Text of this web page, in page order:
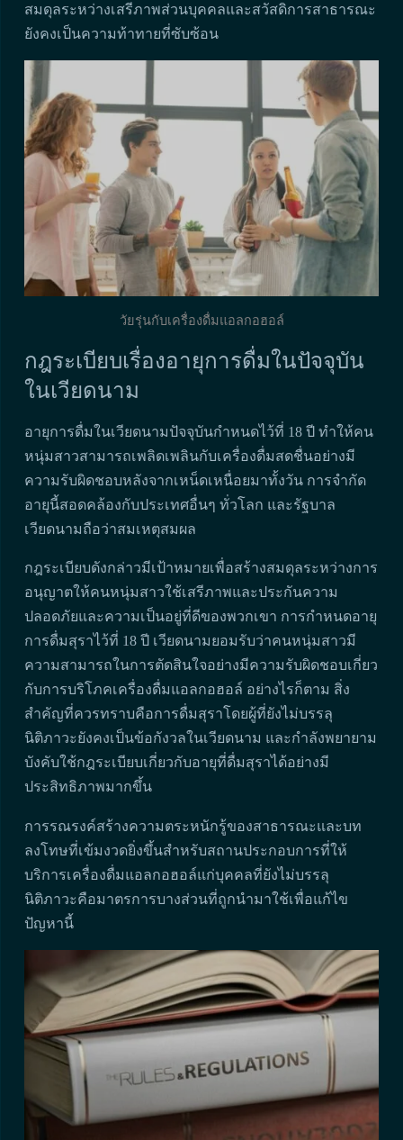
สมดุลระหว่างเสรีภาพส่วนบุคคลและสวัสดิการสาธารณะ
ยังคงเป็นความท้าทายที่ซับซ้อน
วัยรุ่นกับเครื่องดื่มแอลกอฮอล์
กฎระเบียบเรื่องอายุการดื่มในปัจจุบัน
ในเวียดนาม
อายุการดื่มในเวียดนามปัจจุบันกำหนดไว้ที่ 18 ปี ทำให้คน
หนุ่มสาวสามารถเพลิดเพลินกับเครื่องดื่มสดชื่นอย่างมี
ความรับผิดชอบหลังจากเหน็ดเหนื่อยมาทั้งวัน การจำกัด
อายุนี้สอดคล้องกับประเทศอื่นๆ ทั่วโลก และรัฐบาล
เวียดนามถือว่าสมเหตุสมผล
กฎระเบียบดังกล่าวมีเป้าหมายเพื่อสร้างสมดุลระหว่างการ
อนุญาตให้คนหนุ่มสาวใช้เสรีภาพและประกันความ
ปลอดภัยและความเป็นอยู่ที่ดีของพวกเขา การกำหนดอายุ
การดื่มสุราไว้ที่ 18 ปี เวียดนามยอมรับว่าคนหนุ่มสาวมี
ความสามารถในการตัดสินใจอย่างมีความรับผิดชอบเกี่ยว
กับการบริโภคเครื่องดื่มแอลกอฮอล์ อย่างไรก็ตาม สิ่ง
สำคัญที่ควรทราบคือการดื่มสุราโดยผู้ที่ยังไม่บรรลุ
นิติภาวะยังคงเป็นข้อกังวลในเวียดนาม และกำลังพยายาม
บังคับใช้กฎระเบียบเกี่ยวกับอายุที่ดื่มสุราได้อย่างมี
ประสิทธิภาพมากขึ้น
การรณรงค์สร้างความตระหนักรู้ของสาธารณะและบท
ลงโทษที่เข้มงวดยิ่งขึ้นสำหรับสถานประกอบการที่ให้
บริการเครื่องดื่มแอลกอฮอล์แก่บุคคลที่ยังไม่บรรลุ
นิติภาวะคือมาตรการบางส่วนที่ถูกนำมาใช้เพื่อแก้ไข
ปัญหานี้